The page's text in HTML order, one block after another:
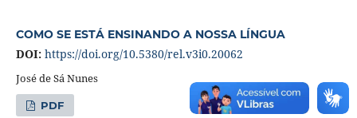
COMO SE ESTÁ ENSINANDO A NOSSA LÍNGUA
DOI: https://doi.org/10.5380/rel.v3i0.20062
José de Sá Nunes
PDF